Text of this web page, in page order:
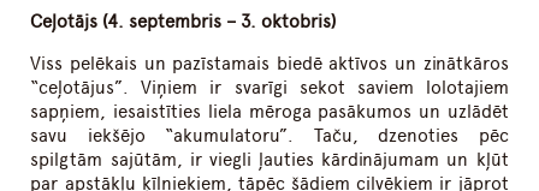
Ceļotājs (4. septembris – 3. oktobris)
Viss pelēkais un pazīstamais biedē aktīvos un zinātkāros
“ceļotājus”. Viņiem ir svarīgi sekot saviem lolotajiem
sapņiem, iesaistīties liela mēroga pasākumos un uzlādēt
savu iekšējo “akumulatoru”. Taču, dzenoties pēc
spilgtām sajūtām, ir viegli ļauties kārdinājumam un kļūt
par apstākļu ķīlniekiem, tāpēc šādiem cilvēkiem ir jāprot